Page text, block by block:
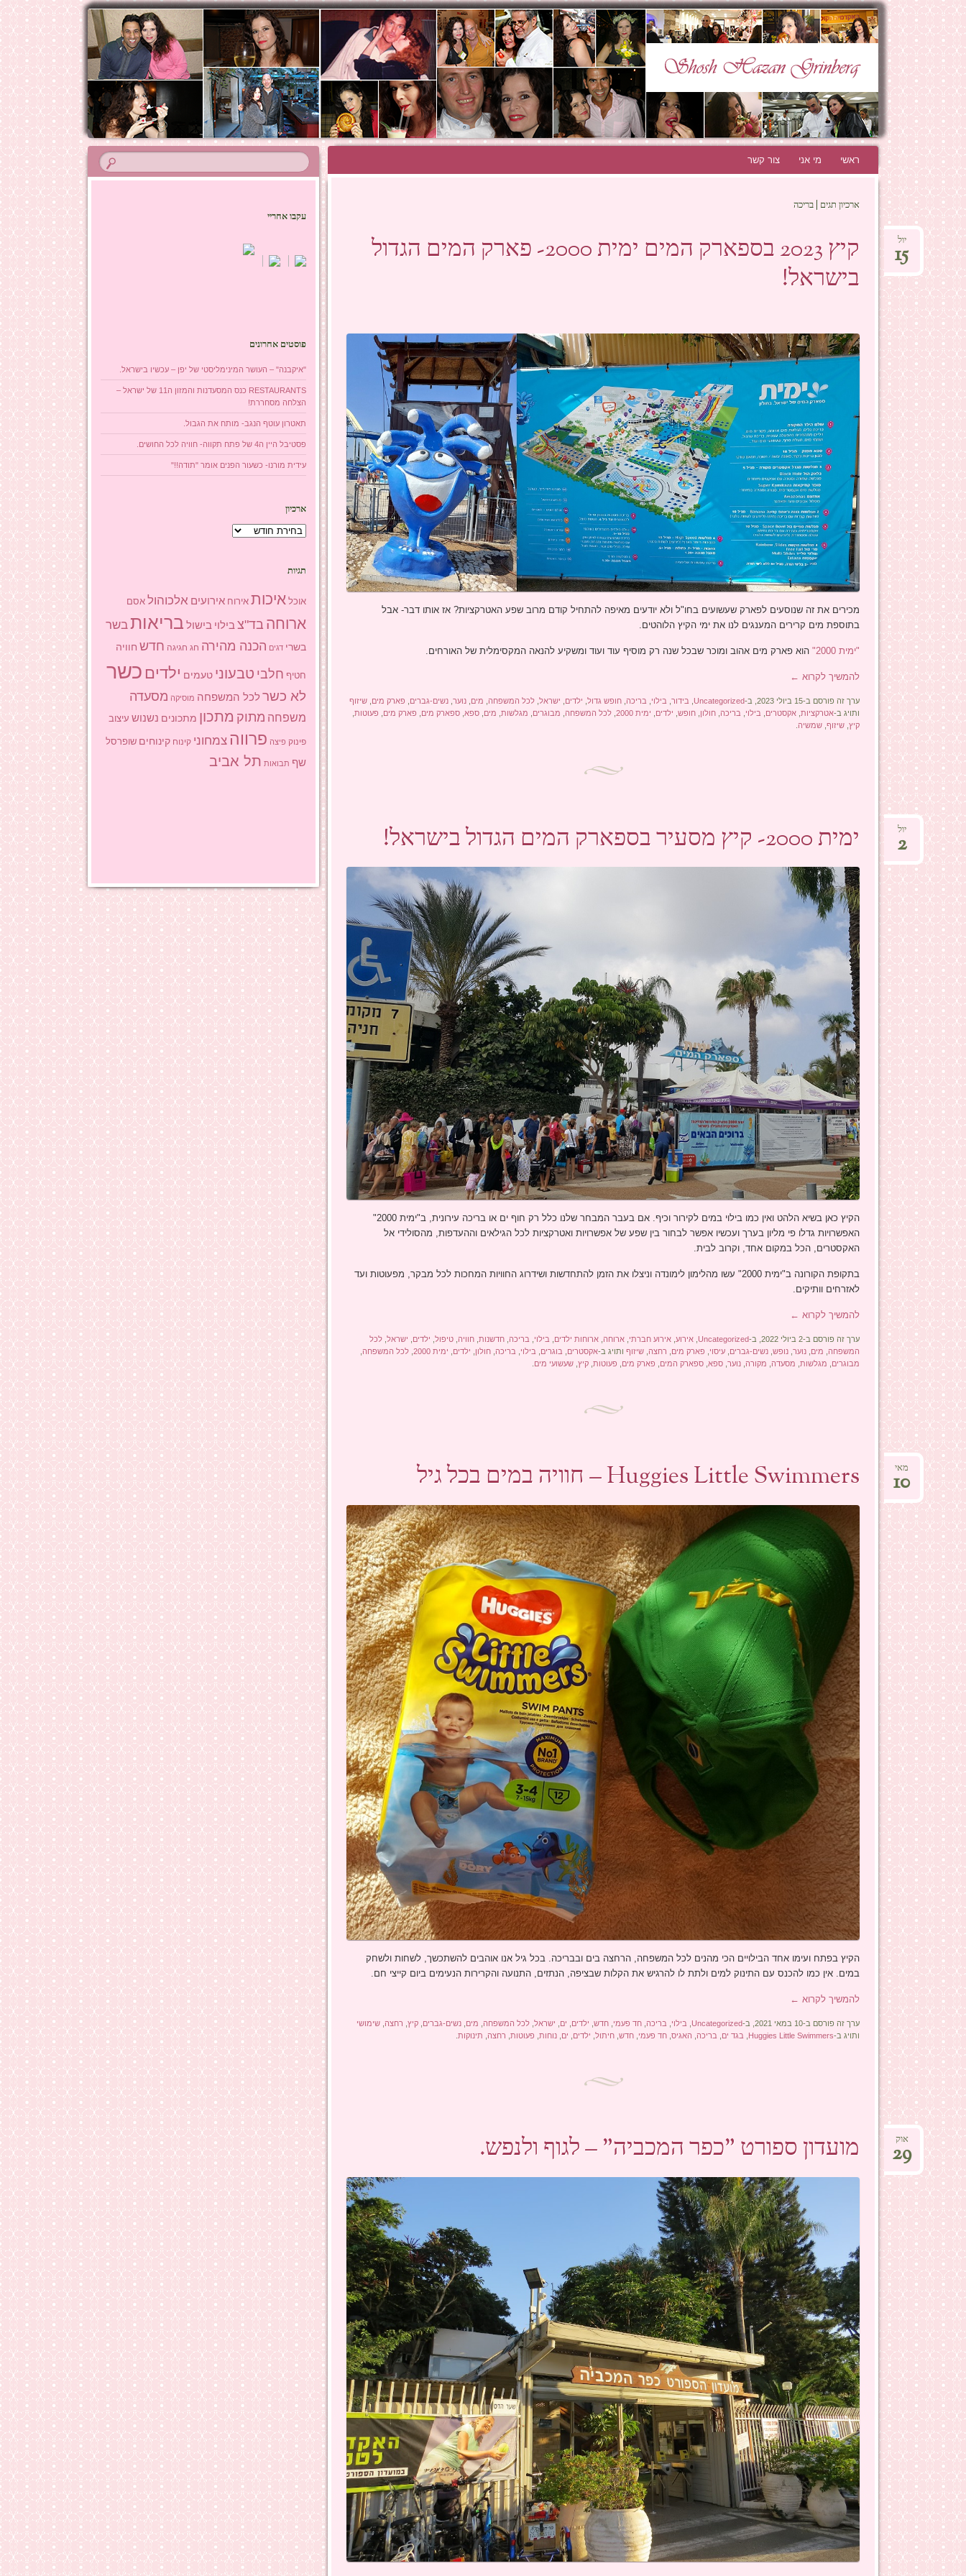
SHOSH HAZAN GRINBERG
THE BEST BLOG EVER!
לדלג לתוכן
ראשי מי אני צור קשר
ארכיון תגים | בריכה
קיץ 2023 בספארק המים ימית 2000- פארק המים הגדול
בישראל!
יול
15
מכירים את זה שנוסעים לפארק שעשועים בחו"ל ולא יודעים מאיפה להתחיל קודם מרוב שפע האטרקציות? אז אותו דבר- אבל
בתוספת מים קרירים המענגים לנו את ימי הקיץ הלוהטים.
"ימית 2000" הוא פארק מים אהוב ומוכר שבכל שנה רק מוסיף עוד ועוד ומשקיע להנאה המקסימלית של האורחים.
להמשיך לקרוא ←
ערך זה פורסם ב-15 ביולי 2023, ב- Uncategorized בידור, בילוי בריכה, חופש גדול, ילדים ישראל, לכל המשפחה, מים נוער, נשים-גברים פארק מים שיזוף
ותויג ב-אטרקציות, אקסטרים בילוי בריכה, חולון חופש, ילדים ימית 2000 , לכל המשפחה, מבוגרים מגלשות, מים ספא, ספארק מים פארק מים פעוטות,
קיץ, שיזוף, שמשיה.
ימית 2000- קיץ מסעיר בספארק המים הגדול בישראל! יול
2
הקיץ כאן בשיא הלהט ואין כמו בילוי במים לקירור וכיף. אם בעבר המבחר שלנו כלל רק חוף ים או בריכה עירונית, ב"ימית 2000"
האפשרויות גדלו פי מליון בערך ועכשיו אפשר לבחור בין שפע של אפשרויות ואטרקציות לכל הגילאים וההעדפות, מהסולידי אל
האקסטרים, הכל במקום אחד, וקרוב לבית.
בתקופת הקורונה ב"ימית 2000" עשו מהלימון לימונדה וניצלו את הזמן להתחדשות ושידרוג החוויות המחכות לכל מבקר, מפעוטות ועד
לאזרחים וותיקים.
להמשיך לקרוא ←
ערך זה פורסם ב-2 ביולי 2022, ב- Uncategorized אירוע, אירוע חברתי ארוחה, ארוחות ילדים בילוי בריכה, חדשנות, חוויה, טיפול, ילדים ישראל, לכל
המשפחה, מים נוער, נופש, נשים-גברים עיסוי פארק מים רחצה, שיזוףותויג ב-אקסטרים בוגרים בילוי בריכה, חולון ילדים ימית 2000 , לכל המשפחה,
מבוגרים
מגלשות, מסעדה, מקורה, נוער, ספא, ספארק המים פארק מים פעוטות, קיץ, שעשועי מים
Huggies Little Swimmers – חוויה במים בכל גיל מאי
10
הקיץ בפתח ועימו אחד הבילויים הכי מהנים לכל המשפחה, הרחצה בים ובבריכה. בכל גיל אנו אוהבים להשתכשך, לשחות ולשחק
במים. אין כמו להכנס עם התינוק למים ולתת לו להרגיש את הקלות שבציפה, הנתזים, התנועה והקרירות הנעימים ביום קייצי חם.
להמשיך לקרוא ←
ערך זה פורסם ב-10 במאי 2021, ב- Uncategorized בילוי בריכה, חד פעמי חדש, ילדים ים ישראל, לכל המשפחה, מים נשים-גברים קיץ, רחצה, שימושי
ותויג ב-Huggies Little Swimmers בגד ים בריכה, האגיס, חד פעמי חדש, חיתול, ילדים ים נוחות, פעוטות, רחצה, תינוקות.
מועדון ספורט "כפר המכביה" – לגוף ולנפש. אוק
29
עקבו אחריי
פוסטים אחרונים
"איקבנה" – העושר המינימליסטי של יפן – עכשיו בישראל.
RESTAURANTS כנס המסעדנות והמזון ה11 של ישראל –
הצלחה מסחררת!
תאטרון עוטף הנגב- מותח את הגבול.
פסטיבל היין ה4 של פתח תקווה- חוויה לכל החושים.
עידית מורנו- כשעור הפנים אומר "תודה!!"
ארכיון
ארכיון
תגיות
אוכל איכות אירוח אירועים אלכוהול אסם
ארוחה בד"צ בילוי בישול בריאותבשר
בשרי דגים הכנה מהירה חג חגיגה חדש חוויה
חטיף חלבי טבעוני טעמים ילדים כשר
לא כשר לכל המשפחה מוסיקה מסעדה
משפחה מתוק מתכון מתכונים נשנוש עיצוב
פינוק פיצה פרווה צמחוני קינוח קינוחים שופרסל
שף תבואות תל אביב